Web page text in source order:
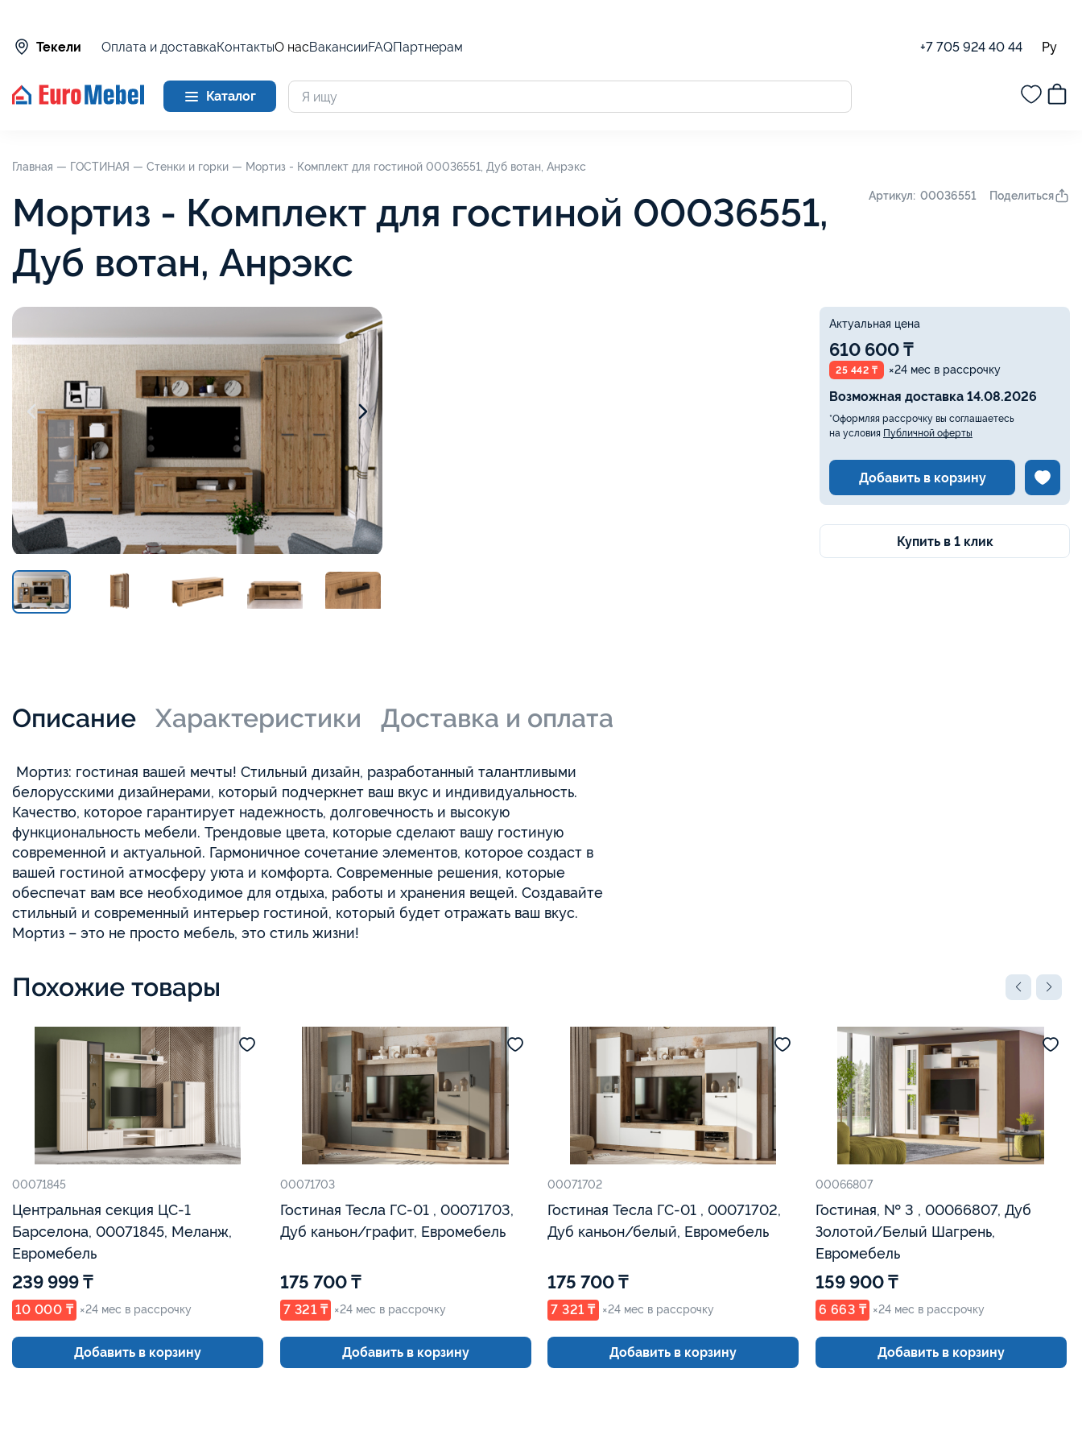
Текели Оплата и доставкаКонтактыО насВакансииFAQПартнерам +7 705 924 40 44 Ру
Каталог
Главная — ГОСТИНАЯ — Стенки и горки — Мортиз - Комплект для гостиной 00036551, Дуб вотан, Анрэкс
Мортиз - Комплект для гостиной 00036551,
Дуб вотан, Анрэкс
Артикул: 00036551 Поделиться
Актуальная цена
610 600 ₸
25 442 ₸ ×24 мес в рассрочку
Возможная доставка 14.08.2026
*Оформляя рассрочку вы соглашаетесь
на условия Публичной оферты
Добавить в корзину
Купить в 1 клик
Описание Характеристики Доставка и оплата
Мортиз: гостиная вашей мечты! Стильный дизайн, разработанный талантливыми
белорусскими дизайнерами, который подчеркнет ваш вкус и индивидуальность.
Качество, которое гарантирует надежность, долговечность и высокую
функциональность мебели. Трендовые цвета, которые сделают вашу гостиную
современной и актуальной. Гармоничное сочетание элементов, которое создаст в
вашей гостиной атмосферу уюта и комфорта. Современные решения, которые
обеспечат вам все необходимое для отдыха, работы и хранения вещей. Создавайте
стильный и современный интерьер гостиной, который будет отражать ваш вкус.
Мортиз – это не просто мебель, это стиль жизни!
Похожие товары
00071845
Центральная секция ЦС-1
Барселона, 00071845, Меланж,
Евромебель
239 999 ₸
10 000 ₸ ×24 мес в рассрочку
Добавить в корзину
00071703
Гостиная Тесла ГС-01 , 00071703,
Дуб каньон/графит, Евромебель
175 700 ₸
7 321 ₸ ×24 мес в рассрочку
Добавить в корзину
00071702
Гостиная Тесла ГС-01 , 00071702,
Дуб каньон/белый, Евромебель
175 700 ₸
7 321 ₸ ×24 мес в рассрочку
Добавить в корзину
00066807
Гостиная, № 3 , 00066807, Дуб
Золотой/Белый Шагрень,
Евромебель
159 900 ₸
6 663 ₸ ×24 мес в рассрочку
Добавить в корзину